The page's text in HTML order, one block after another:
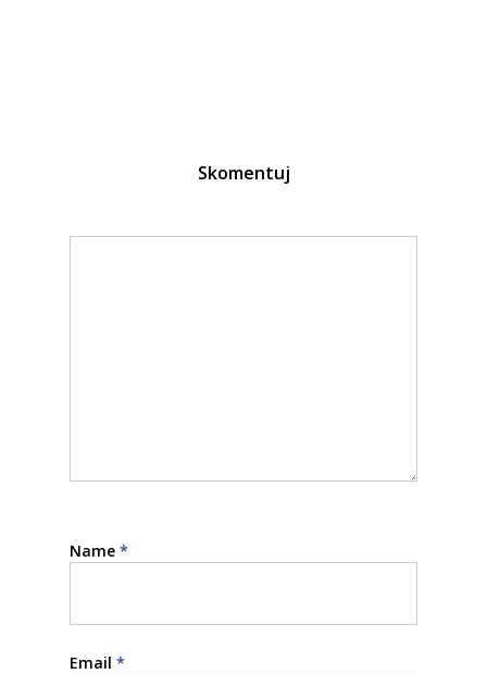
Skomentuj
Name *
Email *